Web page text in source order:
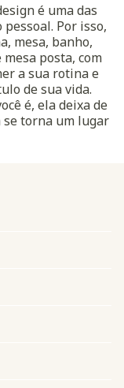
é uma das
Por isso,
mesa, banho,
posta, com
a sua rotina e
de sua vida.
é, ela deixa de
se torna um lugar